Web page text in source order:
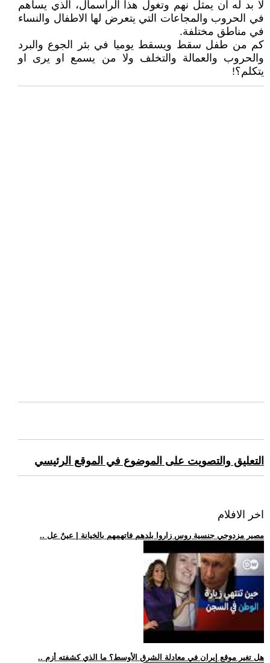
لا بد له ان يمثل نهم وتغول هذا الرأسمال، الذي يساهم
في الحروب والمجاعات التي يتعرض لها الاطفال والنساء
في مناطق مختلفة.
كم من طفل سقط ويسقط يوميا في بئر الجوع والبرد
والحروب والعمالة والتخلف ولا من يسمع او يرى او
يتكلم؟!
التعليق والتصويت على الموضوع في الموقع الرئيسي
اخر الافلام
.. مصير مزدوجي جنسية روس زاروا بلدهم فاتهمهم بالخيانة | عينٌ عل
.. هل تغير موقع إيران في معادلة الشرق الأوسط؟ ما الذي كشفته أزم